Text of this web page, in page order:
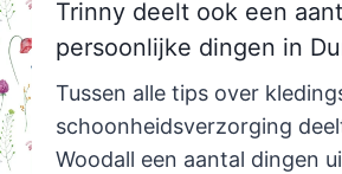
Trinny deelt ook een
persoonlijke dingen in
Tussen alle tips over
schoonheidsverzorging
Woodall een aantal dingen